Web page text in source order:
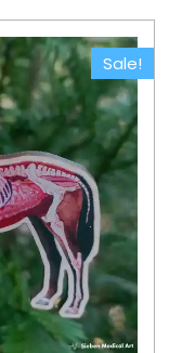
Sale!